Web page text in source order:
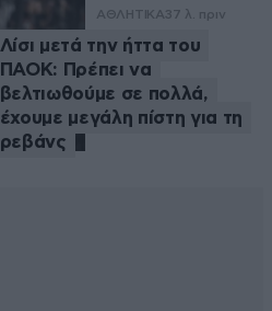
ΑΘΛΗΤΙΚΑ37 λ. πριν
Λίσι μετά την ήττα του
ΠΑΟΚ: Πρέπει να
βελτιωθούμε σε πολλά,
έχουμε μεγάλη πίστη για τη
ρεβάνς